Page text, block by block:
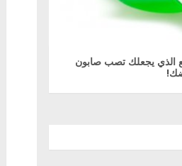
الذي يجعلك تصب صابون